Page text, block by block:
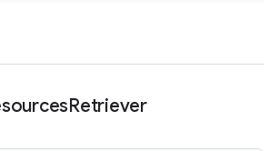
Retriever